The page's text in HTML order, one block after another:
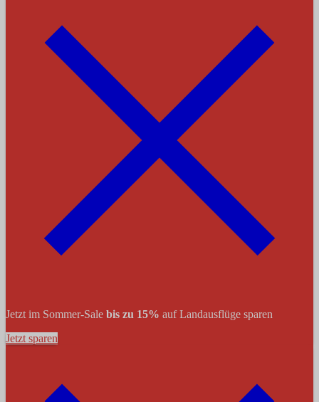
Jetzt im Sommer-Sale bis zu 15% auf Landausflüge sparen
Jetzt sparen